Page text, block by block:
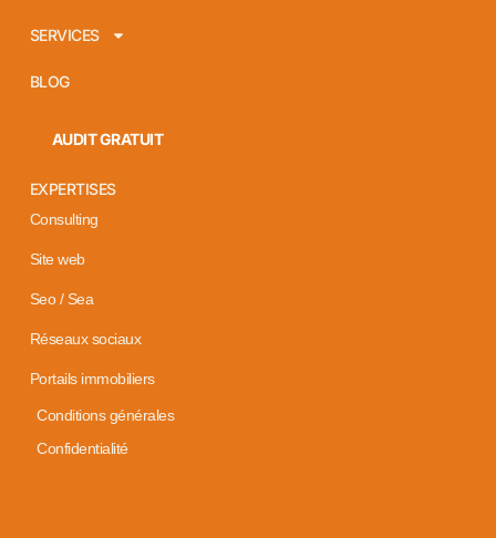
SERVICES
BLOG
AUDIT GRATUIT
EXPERTISES
Consulting
Site web
Seo / Sea
Réseaux sociaux
Portails immobiliers
Conditions générales
Confidentialité